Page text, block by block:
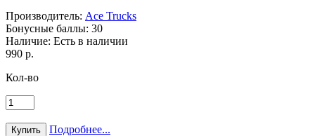
Производитель: Ace Trucks
Бонусные баллы: 30
Наличие: Есть в наличии
990 р.
Кол-во
Подробнее...